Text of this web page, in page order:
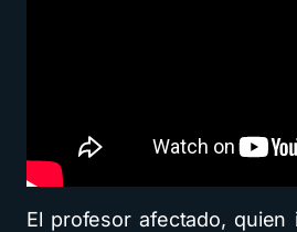
El profesor afectado, quien